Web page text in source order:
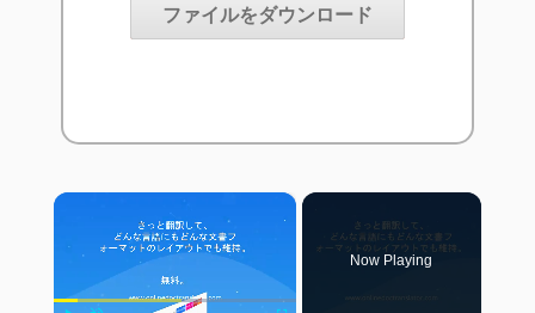
ファイルをダウンロード
×
Now Playing